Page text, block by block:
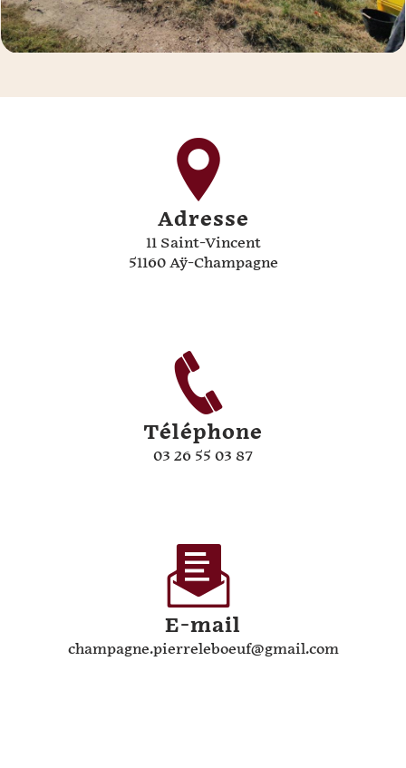
Adresse
11 Saint-Vincent
51160 Aÿ-Champagne
Téléphone
03 26 55 03 87
E-mail
champagne.pierreleboeuf@gmail.com